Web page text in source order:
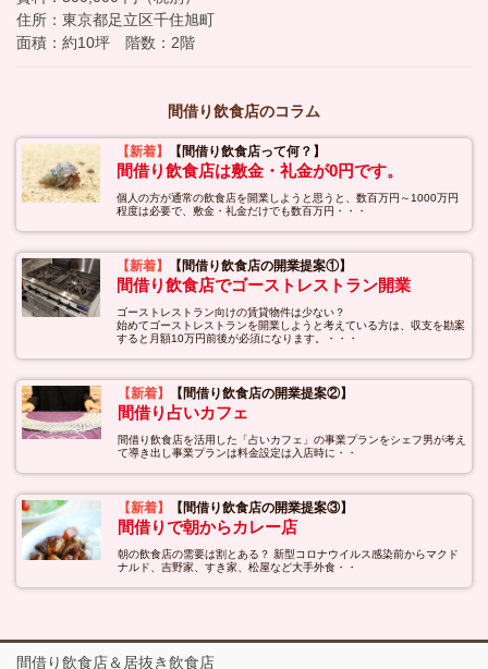
住所：東京都足立区千住旭町
面積：約10坪 階数：2階
間借り飲食店のコラム
【新着】 【間借り飲食店って何？】
間借り飲食店は敷金・礼金が0円です。
個人の方が通常の飲食店を開業しようと思うと、数百万円～1000万円
程度は必要で、敷金・礼金だけでも数百万円・・・
【新着】 【間借り飲食店の開業提案①】
間借り飲食店でゴーストレストラン開業
ゴーストレストラン向けの賃貸物件は少ない？
始めてゴーストレストランを開業しようと考えている方は、収支を勘案
すると月額10万円前後が必須になります。・・・
【新着】 【間借り飲食店の開業提案②】
間借り占いカフェ
間借り飲食店を活用した「占いカフェ」の事業プランをシェフ男が考え
て導き出し事業プランは料金設定は入店時に・・
【新着】 【間借り飲食店の開業提案③】
間借りで朝からカレー店
朝の飲食店の需要は割とある？ 新型コロナウイルス感染前からマクド
ナルド、吉野家、すき家、松屋など大手外食・・
間借り飲食店＆居抜き飲食店